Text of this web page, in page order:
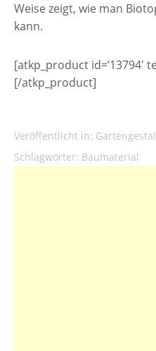
Weise zeigt, wie man
kann.
[atkp_product id=’13794′
[/atkp_product]
Veröffentlicht in:
Schlagwörter: Baumaterial